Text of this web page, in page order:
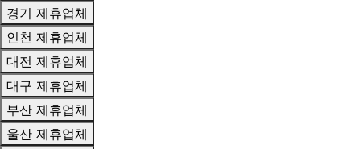
경기 제휴업체
인천 제휴업체
대전 제휴업체
대구 제휴업체
부산 제휴업체
울산 제휴업체